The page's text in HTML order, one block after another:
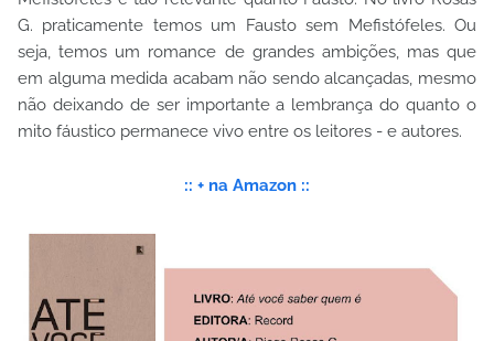
G. praticamente temos um Fausto sem Mefistófeles. Ou
seja, temos um romance de grandes ambições, mas que
em alguma medida acabam não sendo alcançadas, mesmo
não deixando de ser importante a lembrança do quanto o
mito fáustico permanece vivo entre os leitores - e autores.
:: + na Amazon ::